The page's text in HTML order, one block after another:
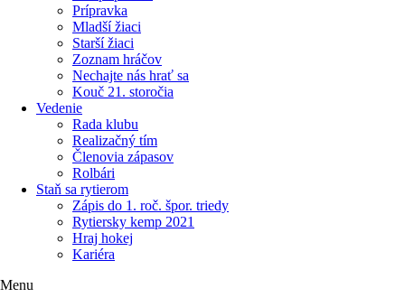
Prípravka
Mladší žiaci
Starší žiaci
Zoznam hráčov
Nechajte nás hrať sa
Kouč 21. storočia
Vedenie
Rada klubu
Realizačný tím
Členovia zápasov
Rolbári
Staň sa rytierom
Zápis do 1. roč. špor. triedy
Rytiersky kemp 2021
Hraj hokej
Kariéra
Menu